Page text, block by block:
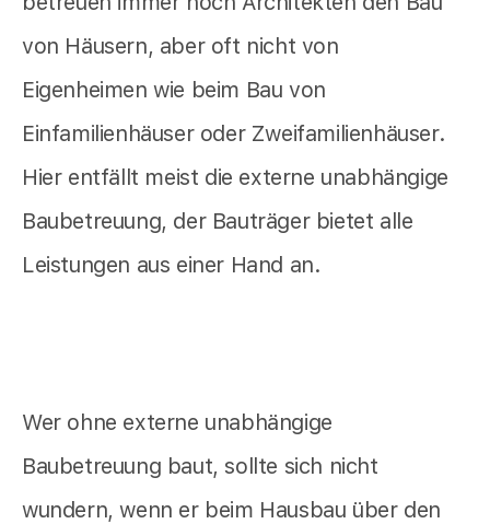
von Häusern, aber oft nicht von
Eigenheimen wie beim Bau von
Einfamilienhäuser oder Zweifamilienhäuser.
Hier entfällt meist die externe unabhängige
Baubetreuung, der Bauträger bietet alle
Leistungen aus einer Hand an.
Wer ohne externe unabhängige
Baubetreuung baut, sollte sich nicht
wundern, wenn er beim Hausbau über den